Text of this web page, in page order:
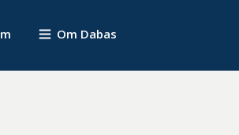
Om Dabas